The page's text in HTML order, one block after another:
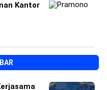
Kantor